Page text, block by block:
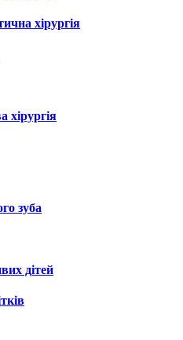
хірургія
хірургія
зуба
дітей